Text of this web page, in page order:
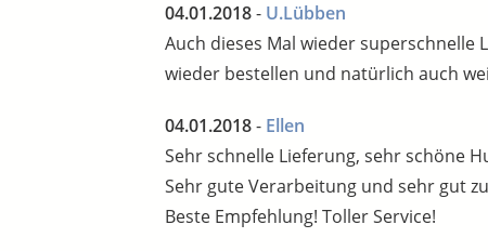
04.01.2018- U.Lübben
Auch dieses Mal wieder
wieder bestellen und natürlich auch
04.01.2018- Ellen
Sehr schnelle Lieferung, sehr schöne
Sehr gute Verarbeitung und sehr gut
Beste Empfehlung! Toller Service!